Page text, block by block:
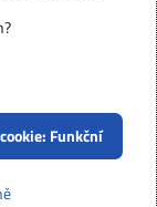
Funkční